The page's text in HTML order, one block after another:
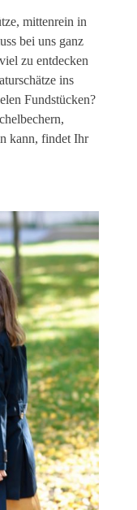
mittenrein in
bei uns ganz
zu entdecken
ins
Fundstücken?
kann, findet Ihr